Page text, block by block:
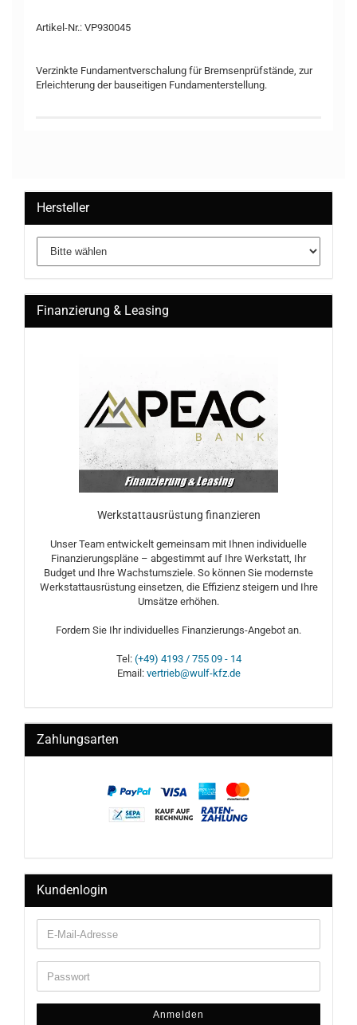
Artikel-Nr.: VP930045
Verzinkte Fundamentverschalung für Bremsenprüfstände, zur
Erleichterung der bauseitigen Fundamenterstellung.
Hersteller
Finanzierung & Leasing
Werkstattausrüstung finanzieren
Unser Team entwickelt gemeinsam mit Ihnen individuelle
Finanzierungspläne – abgestimmt auf Ihre Werkstatt, Ihr
Budget und Ihre Wachstumsziele. So können Sie modernste
Werkstattausrüstung einsetzen, die Effizienz steigern und Ihre
Umsätze erhöhen.
Fordern Sie Ihr individuelles Finanzierungs-Angebot an.
Tel: (+49) 4193 / 755 09 - 14
Email: vertrieb@wulf-kfz.de
Zahlungsarten
Kundenlogin
Anmelden